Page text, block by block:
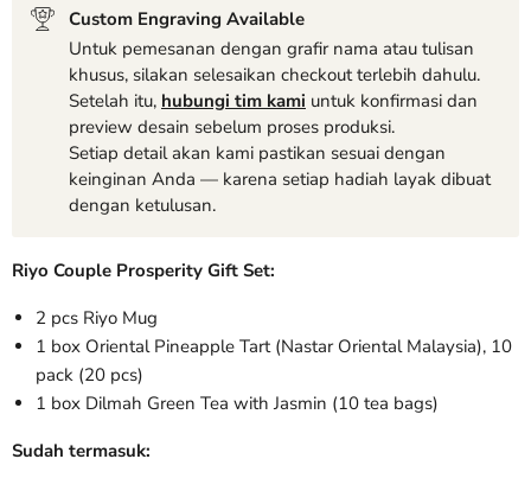
Custom Engraving Available
Untuk pemesanan dengan grafir nama atau tulisan
khusus, silakan selesaikan checkout terlebih dahulu.
Setelah itu, hubungi tim kami untuk konfirmasi dan
preview desain sebelum proses produksi.
Setiap detail akan kami pastikan sesuai dengan
keinginan Anda — karena setiap hadiah layak dibuat
dengan ketulusan.
Riyo Couple Prosperity Gift Set:
2 pcs Riyo Mug
1 box Oriental Pineapple Tart (Nastar Oriental Malaysia), 10
pack (20 pcs)
1 box Dilmah Green Tea with Jasmin (10 tea bags)
Sudah termasuk: